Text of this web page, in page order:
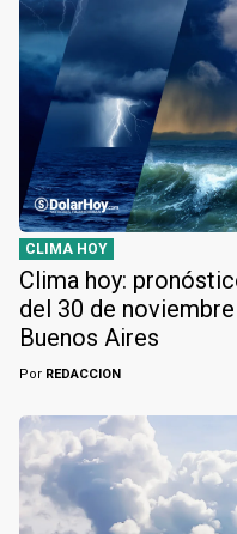
CLIMA HOY
Clima hoy:
del 30 de
Buenos Aires
Por REDACCION